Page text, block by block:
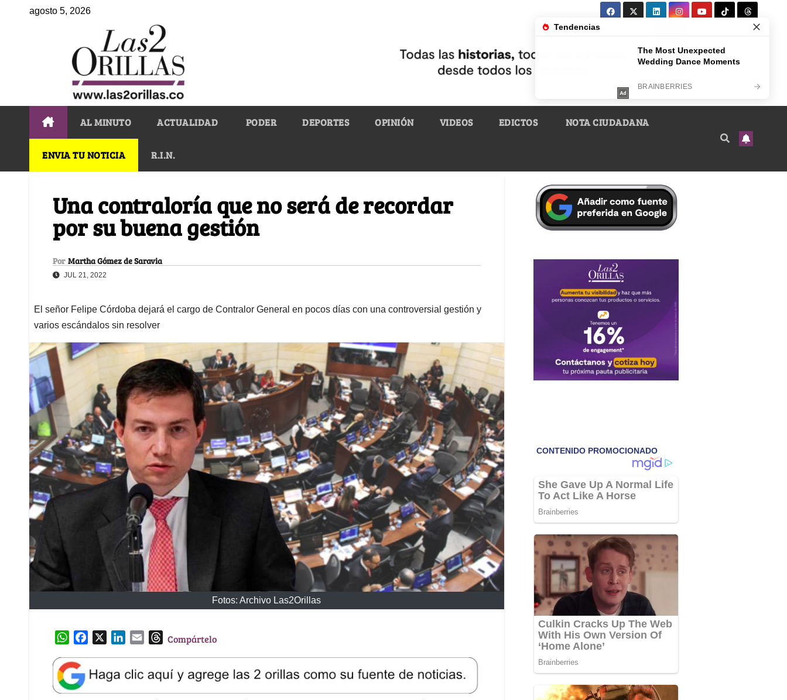
agosto 5, 2026
AL MINUTO ACTUALIDAD PODER DEPORTES OPINIÓN VIDEOS EDICTOS NOTA CIUDADANA
ENVIA TU NOTICIA R.I.N.
Una contraloría que no será de recordar
por su buena gestión
Por Martha Gómez de Saravia
JUL 21, 2022
El señor Felipe Córdoba dejará el cargo de Contralor General en pocos días con una controversial gestión y
varios escándalos sin resolver
Fotos: Archivo Las2Orillas
W
a
t
s
e
b
k
e
l
T
e
a
Compártelo